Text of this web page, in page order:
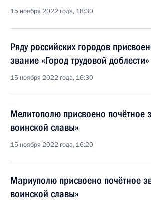
15 ноября 2022 года, 18:30
Ряду российских городов
звание «Город трудовой доблести»
15 ноября 2022 года, 16:30
Мелитополю присвоено почётное
воинской славы»
15 ноября 2022 года, 16:20
Мариуполю присвоено почётное
воинской славы»